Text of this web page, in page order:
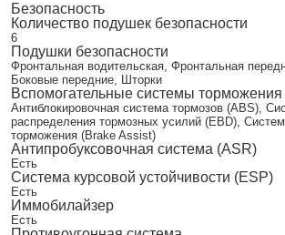
Безопасность
Количество подушек безопасности
6
Подушки безопасности
Фронтальная водительская, Фронтальная
Боковые передние, Шторки
Вспомогательные системы торможения
Антиблокировочная система тормозов (ABS),
распределения тормозных усилий (EBD),
торможения (Brake Assist)
Антипробуксовочная система (ASR)
Есть
Система курсовой устойчивости (ESP)
Есть
Иммобилайзер
Есть